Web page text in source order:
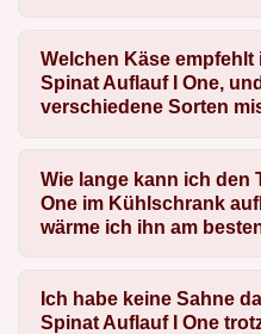
Welchen Käse
Spinat Auflauf I One,
verschiedene Sorten
Wie lange kann ich den
One im Kühlschrank
wärme ich ihn am
Ich habe keine Sahne
Spinat Auflauf I One